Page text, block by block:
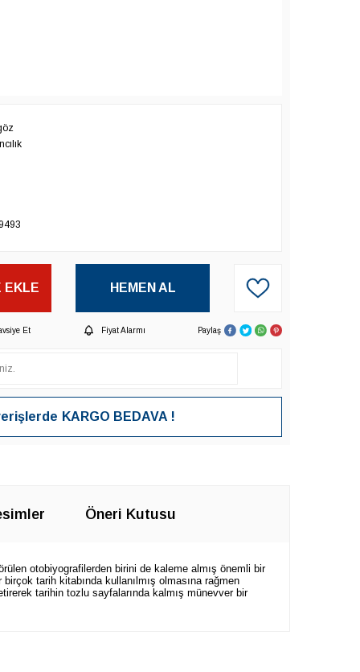
EKLE HEMEN AL
Et Fiyat Alarmı Paylaş
KARGO BEDAVA !
Öneri Kutusu
otobiyografilerden birini de kaleme almış önemli bir
tarih kitabında kullanılmış olmasına rağmen
tarihin tozlu sayfalarında kalmış münevver bir